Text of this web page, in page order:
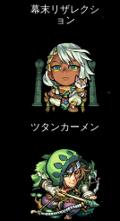
幕末リザレクシ
ョン
ツタンカーメン